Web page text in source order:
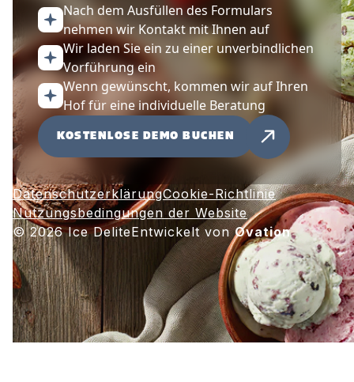
Nach dem Ausfüllen des Formulars
nehmen wir Kontakt mit Ihnen auf
Wir laden Sie ein zu einer unverbindlichen
Vorführung ein
Wenn gewünscht, kommen wir auf Ihren
Hof für eine individuelle Beratung
KOSTENLOSE DEMO BUCHEN
DatenschutzerklärungCookie-Richtlinie
Nutzungsbedingungen der Website
© 2026 Ice DeliteEntwickelt vonOvation